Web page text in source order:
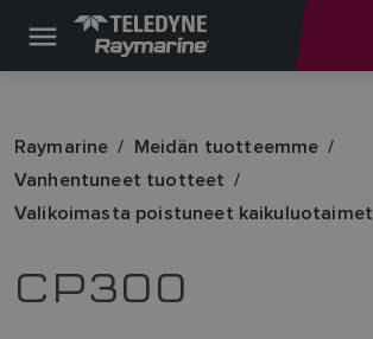
Raymarine
Meidän tuotteemme
Vanhentuneet tuotteet
Valikoimasta poistuneet kaikuluotaimet
CP300